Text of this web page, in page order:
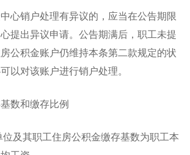
销户处理有异议的，应当在公告期限
提出异议申请。公告期满后，职工未提
公积金账户仍维持本条第二款规定的状
以对该账户进行销户处理。
和缴存比例
其职工住房公积金缴存基数为职工本